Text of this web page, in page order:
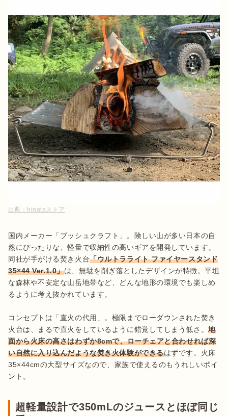
出典： hinataストア
国内メーカー「ブッシュクラフト」。険しい山が多い日本の自
然にぴったりな、軽量で収納性の高いギアを開発しています。
同社が手がける焚き火台「ウルトラライト ファイヤースタンド
35×44 Ver.1.0」は、無駄を削ぎ落としたデザインが特徴。平坦
な森林や不安定な山岳地帯など、どんな地形の環境でも楽しめ
るように考え抜かれています。
コンセプトは「直火の代用」。極限までローダウンされた焚き
火台は、まるで直火をしているように錯覚してしまう低さ。地
面から火床の高さはわずか8cmで、ローチェアと合わせれば深
い自然に入り込んだような焚き火体験ができるはずです。火床
35×44cmの大型サイズなので、家族で使えるのもうれしいポイ
ント。
超軽量設計で350mLのジュースとほぼ同じ